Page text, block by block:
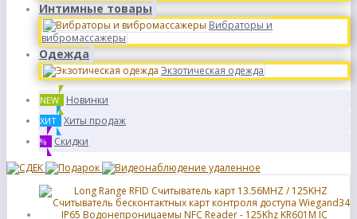
Интимные товары
Вибраторы и
вибромассажеры
Одежда
Экзотическая одежда
NEW Новинки
ХИТ Хиты продаж
% Скидки